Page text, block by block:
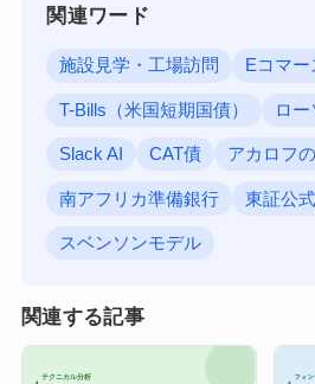
関連ワード
施設見学・工場訪問 Eコマ
T-Bills（米国短期国債） ロ
Slack AI CAT債 アカロフ
南アフリカ準備銀行 東証公
スベンソンモデル
関連する記事